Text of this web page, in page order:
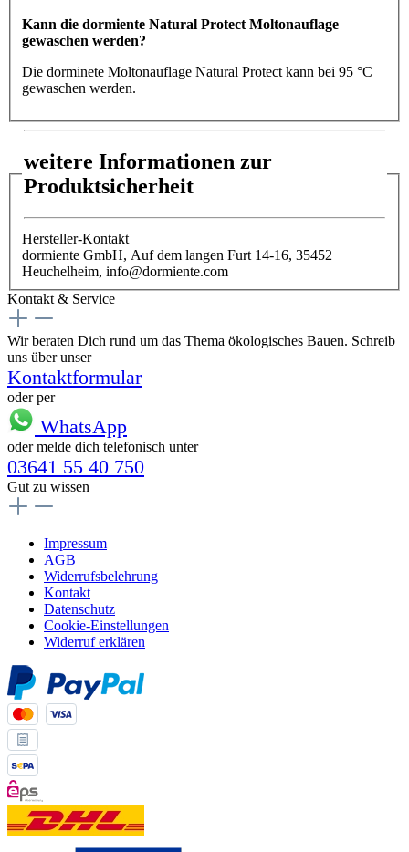
Kann die dormiente Natural Protect Moltonauflage
gewaschen werden?
Die dorminete Moltonauflage Natural Protect kann bei 95 °C
gewaschen werden.
weitere Informationen zur
Produktsicherheit
Hersteller-Kontakt
dormiente GmbH, Auf dem langen Furt 14-16, 35452
Heuchelheim, info@dormiente.com
Kontakt & Service
Wir beraten Dich rund um das Thema ökologisches Bauen. Schreib
uns über unser
Kontaktformular
oder per
WhatsApp
oder melde dich telefonisch unter
03641 55 40 750
Gut zu wissen
Impressum
AGB
Widerrufsbelehrung
Kontakt
Datenschutz
Cookie-Einstellungen
Widerruf erklären